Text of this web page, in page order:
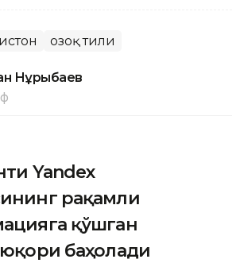
Қозоқ тили
Нұрыбаев
Yandex
рақамли
қўшган
баҳолади